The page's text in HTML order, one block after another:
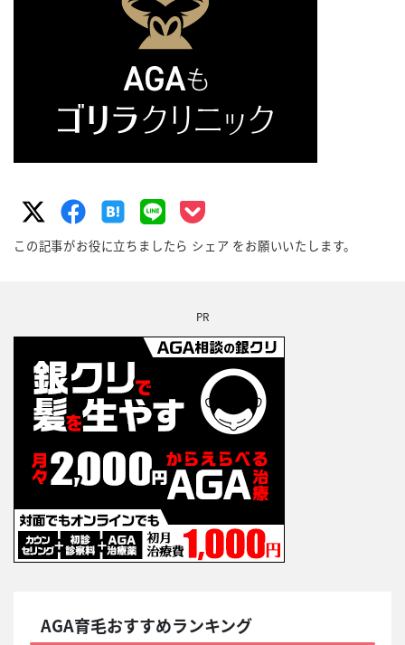
この記事がお役に立ちましたら シェア をお願いいたします。
PR
AGA育毛おすすめランキング